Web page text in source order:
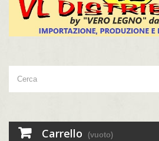
Carrello (vuoto)